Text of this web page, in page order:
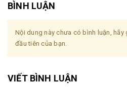
BÌNH LUẬN
Nội dung này chưa có bình luận,
đầu tiên của bạn.
VIẾT BÌNH LUẬN